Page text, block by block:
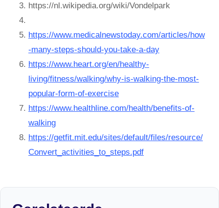
https://nl.wikipedia.org/wiki/Vondelpark
https://www.medicalnewstoday.com/articles/how
-many-steps-should-you-take-a-day
https://www.heart.org/en/healthy-
living/fitness/walking/why-is-walking-the-most-
popular-form-of-exercise
https://www.healthline.com/health/benefits-of-
walking
https://getfit.mit.edu/sites/default/files/resource/
Convert_activities_to_steps.pdf